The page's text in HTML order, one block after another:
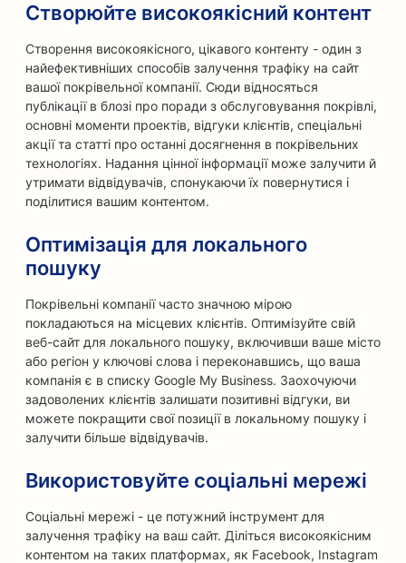
Створюйте високоякісний контент
Створення високоякісного, цікавого контенту - один з
найефективніших способів залучення трафіку на сайт
вашої покрівельної компанії. Сюди відносяться
публікації в блозі про поради з обслуговування покрівлі,
основні моменти проектів, відгуки клієнтів, спеціальні
акції та статті про останні досягнення в покрівельних
технологіях. Надання цінної інформації може залучити й
утримати відвідувачів, спонукаючи їх повернутися і
поділитися вашим контентом.
Оптимізація для локального
пошуку
Покрівельні компанії часто значною мірою
покладаються на місцевих клієнтів. Оптимізуйте свій
веб-сайт для локального пошуку, включивши ваше місто
або регіон у ключові слова і переконавшись, що ваша
компанія є в списку Google My Business. Заохочуючи
задоволених клієнтів залишати позитивні відгуки, ви
можете покращити свої позиції в локальному пошуку і
залучити більше відвідувачів.
Використовуйте соціальні мережі
Соціальні мережі - це потужний інструмент для
залучення трафіку на ваш сайт. Діліться високоякісним
контентом на таких платформах, як Facebook, Instagram